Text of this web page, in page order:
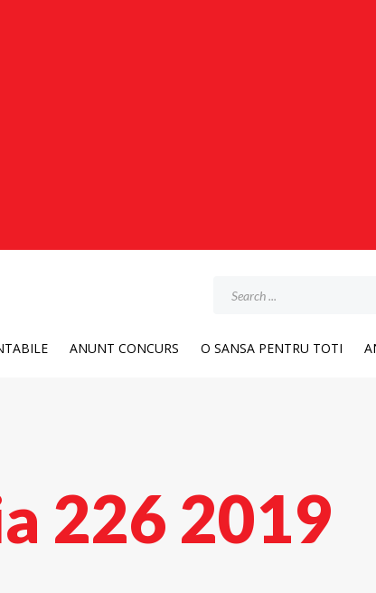
ANUNT CONCURS O SANSA PENTRU TOTI
226 2019